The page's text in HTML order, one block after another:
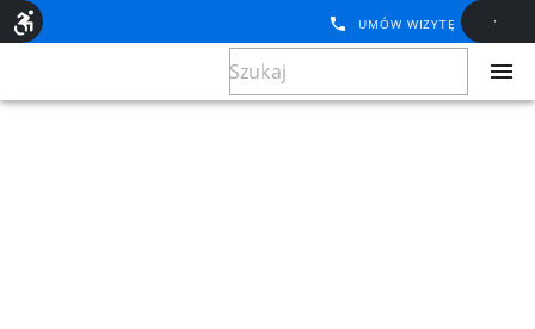
UMÓW WIZYTĘ